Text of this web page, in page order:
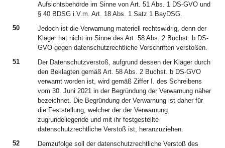
Aufsichtsbehörde im Sinne von Art. 51 Abs. 1 DS-GVO und
§ 40 BDSG i.V.m. Art. 18 Abs. 1 Satz 1 BayDSG.
50
Jedoch ist die Verwarnung materiell rechtswidrig, denn der
Kläger hat nicht im Sinne des Art. 58 Abs. 2 Buchst. b DS-
GVO gegen datenschutzrechtliche Vorschriften verstoßen.
51
Der Datenschutzverstoß, aufgrund dessen der Kläger durch
den Beklagten gemäß Art. 58 Abs. 2 Buchst. b DS-GVO
verwarnt worden ist, wird gemäß Ziffer I. des Schreibens
vom 30. Juni 2021 in der Begründung der Verwarnung näher
bezeichnet. Die Begründung der Verwarnung ist daher für
die Feststellung, welcher der der Verwarnung
zugrundeliegende und mit ihr festgestellte
datenschutzrechtliche Verstoß ist, heranzuziehen.
52
Demzufolge soll der datenschutzrechtliche Verstoß des